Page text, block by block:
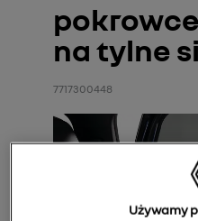
na tylne
7717300448
Używamy